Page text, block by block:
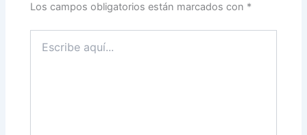
Los campos obligatorios están marcados con *
aquí...